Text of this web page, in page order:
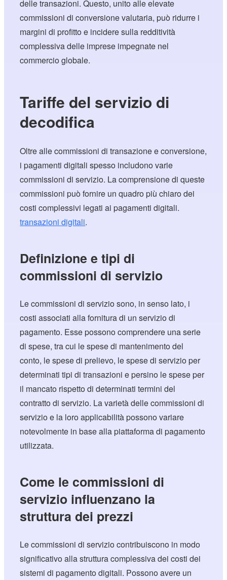
delle transazioni. Questo, unito alle elevate
commissioni di conversione valutaria, può ridurre i
margini di profitto e incidere sulla redditività
complessiva delle imprese impegnate nel
commercio globale.
Tariffe del servizio di
decodifica
Oltre alle commissioni di transazione e conversione,
i pagamenti digitali spesso includono varie
commissioni di servizio. La comprensione di queste
commissioni può fornire un quadro più chiaro dei
costi complessivi legati ai pagamenti digitali.
transazioni digitali.
Definizione e tipi di
commissioni di servizio
Le commissioni di servizio sono, in senso lato, i
costi associati alla fornitura di un servizio di
pagamento. Esse possono comprendere una serie
di spese, tra cui le spese di mantenimento del
conto, le spese di prelievo, le spese di servizio per
determinati tipi di transazioni e persino le spese per
il mancato rispetto di determinati termini del
contratto di servizio. La varietà delle commissioni di
servizio e la loro applicabilità possono variare
notevolmente in base alla piattaforma di pagamento
utilizzata.
Come le commissioni di
servizio influenzano la
struttura dei prezzi
Le commissioni di servizio contribuiscono in modo
significativo alla struttura complessiva dei costi dei
sistemi di pagamento digitali. Possono avere un